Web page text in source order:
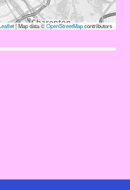
|Map data ©OpenStreetMapcontributors